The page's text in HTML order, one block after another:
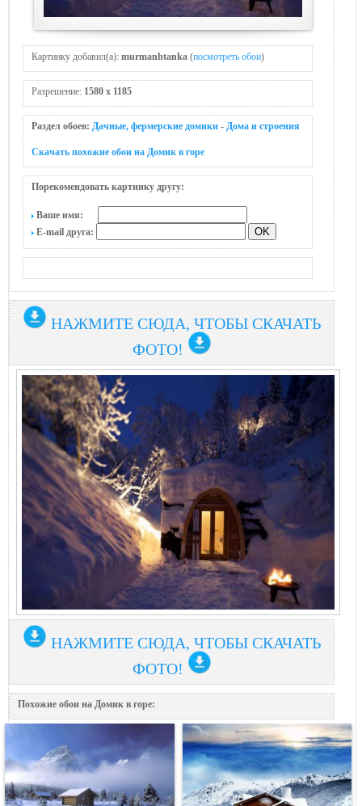
Картинку добавил(а): murmanhtanka (посмотреть обои)
Разрешение: 1580 x 1185
Раздел обоев: Дачные, фермерские домики - Дома и строения
Скачать похожие обои на Домик в горе
Порекомендовать картинку другу:
Ваше имя:
E-mail друга:
НАЖМИТЕ СЮДА, ЧТОБЫ СКАЧАТЬ
ФОТО!
НАЖМИТЕ СЮДА, ЧТОБЫ СКАЧАТЬ
ФОТО!
Похожие обои на Домик в горе: